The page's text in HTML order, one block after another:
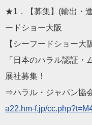
★1．【募集】(輸出・
ードシ ョー大阪
【シーフードショー大
「日本のハラル認証・
展社募集 ！
⇒ハラル・ジャパン協
a22.hm-f.jp/cc.php?t=M